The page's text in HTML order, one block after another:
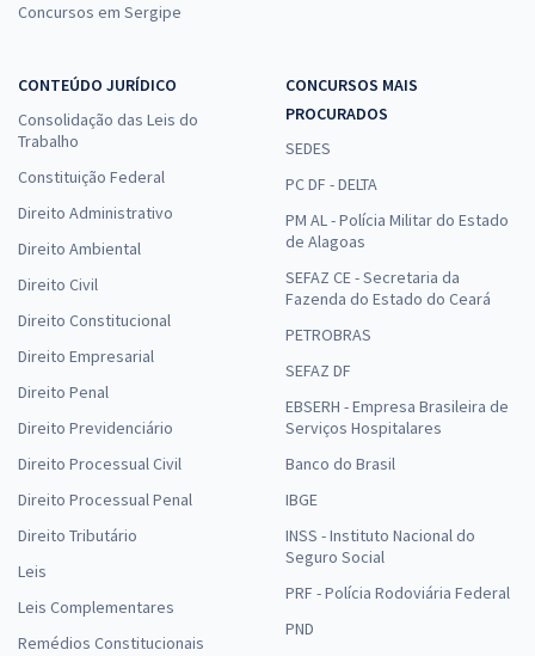
Conhecimentos de Legislação para Soldado
16,66
ou R$ 199,90 à vista
Comprar
Prefeitura de Belmiro Braga - MG - Conhecimentos Gerais para os
Cargos de Nível Médio (Pós-Edital)
16,66
Comprar
PROCON RJ - Instituto Estadual de Proteção e Defesa do
Consumidor - Direito Constitucional para o cargo de Analista de
Proteção e Defesa do Consumidor - Professor Aragonê Fernandes
16,66
Concursos em Sergipe
CONTEÚDO JURÍDICO
Consolidação das Leis do
Trabalho
Constituição Federal
Direito Administrativo
Direito Ambiental
Direito Civil
Direito Constitucional
Direito Empresarial
Direito Penal
Direito Previdenciário
Direito Processual Civil
Direito Processual Penal
Direito Tributário
Leis
Leis Complementares
Remédios Constitucionais
CONCURSOS MAIS
PROCURADOS
SEDES
PC DF - DELTA
PM AL - Polícia Militar do Estado
de Alagoas
SEFAZ CE - Secretaria da
Fazenda do Estado do Ceará
PETROBRAS
SEFAZ DF
EBSERH - Empresa Brasileira de
Serviços Hospitalares
Banco do Brasil
IBGE
INSS - Instituto Nacional do
Seguro Social
PRF - Polícia Rodoviária Federal
PND